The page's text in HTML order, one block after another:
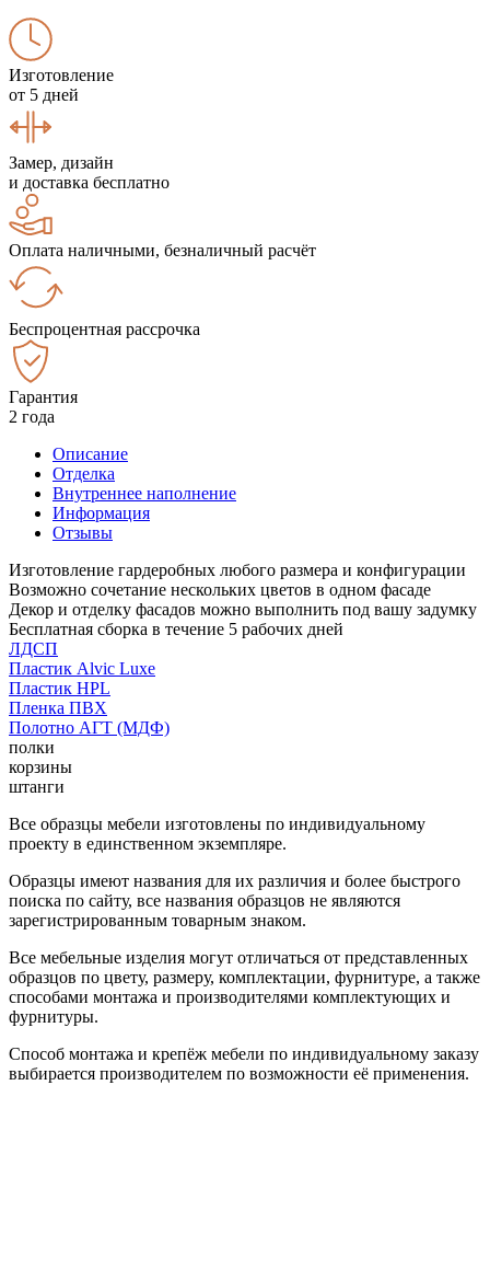
Изготовление
от 5 дней
Замер, дизайн
и доставка бесплатно
Оплата наличными, безналичный расчёт
Беспроцентная рассрочка
Гарантия
2 года
Описание
Отделка
Внутреннее наполнение
Информация
Отзывы
Изготовление гардеробных любого размера и конфигурации
Возможно сочетание нескольких цветов в одном фасаде
Декор и отделку фасадов можно выполнить под вашу задумку
Бесплатная сборка в течение 5 рабочих дней
ЛДСП
Пластик Alvic Luxe
Пластик HPL
Пленка ПВХ
Полотно АГТ (МДФ)
полки
корзины
штанги
Все образцы мебели изготовлены по индивидуальному
проекту в единственном экземпляре.
Образцы имеют названия для их различия и более быстрого
поиска по сайту, все названия образцов не являются
зарегистрированным товарным знаком.
Все мебельные изделия могут отличаться от представленных
образцов по цвету, размеру, комплектации, фурнитуре, а также
способами монтажа и производителями комплектующих и
фурнитуры.
Способ монтажа и крепёж мебели по индивидуальному заказу
выбирается производителем по возможности её применения.